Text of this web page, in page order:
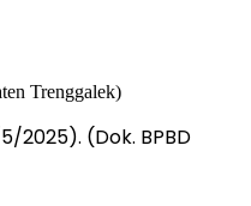
2025). (Dok. BPBD